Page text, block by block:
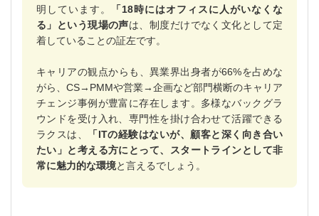
明しています。
「18時にはオフィスに人がいなくな
る」という現場の声は、制度だけでなく文化として定
着していることの証左です。
キャリアの観点からも、異業界出身者が66%を占めな
がら、CS→PMMや営業→企画など部門横断のキャリア
チェンジ事例が豊富に存在します。多様なバックグラ
ウンドを受け入れ、専門性を掛け合わせて活躍できる
ラクスは、
「ITの経験はないが、顧客と深く向き合い
たい」と考える方にとって、スタートラインとして非
常に魅力的な環境と言えるでしょう。